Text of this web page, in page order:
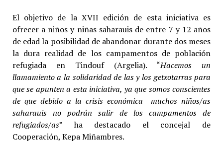
El objetivo de la XVII edición de esta iniciativa es
ofrecer a niños y niñas saharauis de entre 7 y 12 años
de edad la posibilidad de abandonar durante dos meses
la dura realidad de los campamentos de población
refugiada en Tindouf (Argelia). “Hacemos un
llamamiento a la solidaridad de las y los getxotarras para
que se apunten a esta iniciativa, ya que somos conscientes
de que debido a la crisis económica muchos niños/as
saharauis no podrán salir de los campamentos de
refugiados/as” ha destacado el concejal de
Cooperación, Kepa Miñambres.